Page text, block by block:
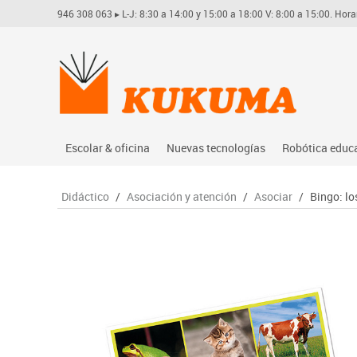
946 308 063 ▸ L-J: 8:30 a 14:00 y 15:00 a 18:00 V: 8:00 a 15:00.
Escolar & oficina
Archivo
Manualidades
Material escolar
Nuevas tecnologías
Audio
Videoconferencia
Videoproyección
Robótica
Arduino
Otros
Didáctico / Asociación y atención / Asociar / Bingo: